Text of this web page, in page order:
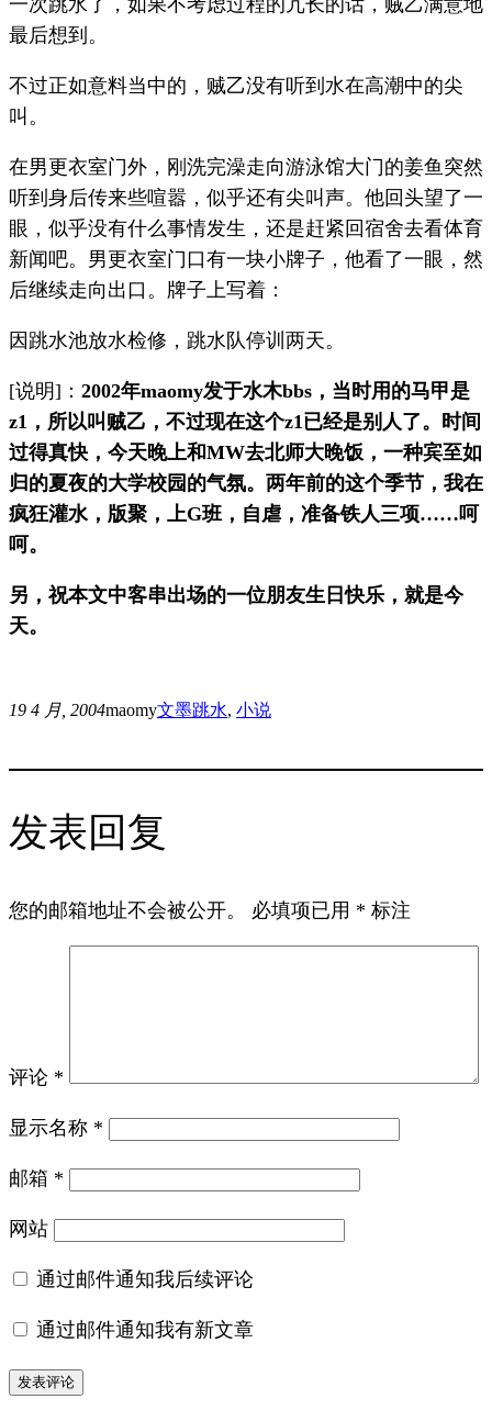
最后想到。
不过正如意料当中的，贼乙没有听到水在高潮中的尖
叫。
在男更衣室门外，刚洗完澡走向游泳馆大门的姜鱼突然
听到身后传来些喧嚣，似乎还有尖叫声。他回头望了一
眼，似乎没有什么事情发生，还是赶紧回宿舍去看体育
新闻吧。男更衣室门口有一块小牌子，他看了一眼，然
后继续走向出口。牌子上写着：
因跳水池放水检修，跳水队停训两天。
[说明]： 2002年maomy发于水木bbs，当时用的马甲是
z1，所以叫贼乙，不过现在这个z1已经是别人了。时间
过得真快，今天晚上和MW去北师大晚饭，一种宾至如
归的夏夜的大学校园的气氛。两年前的这个季节，我在
疯狂灌水，版聚，上G班，自虐，准备铁人三项……呵
呵。
另，祝本文中客串出场的一位朋友生日快乐，就是今
天。
19 4 月, 2004maomy文墨跳水, 小说
发表回复
您的邮箱地址不会被公开。 必填项已用 * 标注
评论 *
显示名称 *
邮箱 *
网站
通过邮件通知我后续评论
通过邮件通知我有新文章